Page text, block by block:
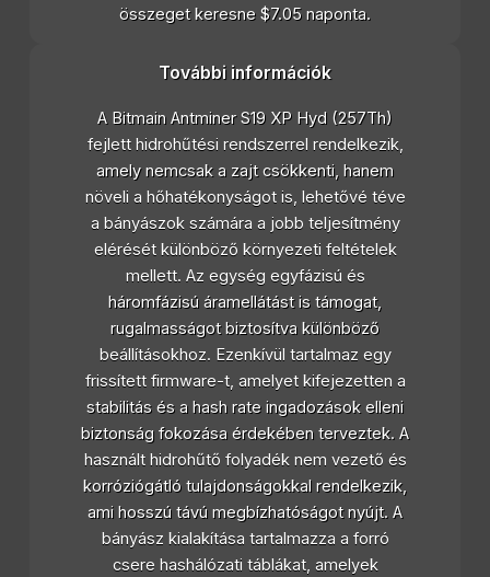
összeget keresne $7.05 naponta.
További információk
A Bitmain Antminer S19 XP Hyd (257Th)
fejlett hidrohűtési rendszerrel rendelkezik,
amely nemcsak a zajt csökkenti, hanem
növeli a hőhatékonyságot is, lehetővé téve
a bányászok számára a jobb teljesítmény
elérését különböző környezeti feltételek
mellett. Az egység egyfázisú és
háromfázisú áramellátást is támogat,
rugalmasságot biztosítva különböző
beállításokhoz. Ezenkívül tartalmaz egy
frissített firmware-t, amelyet kifejezetten a
stabilitás és a hash rate ingadozások elleni
biztonság fokozása érdekében terveztek. A
használt hidrohűtő folyadék nem vezető és
korróziógátló tulajdonságokkal rendelkezik,
ami hosszú távú megbízhatóságot nyújt. A
bányász kialakítása tartalmazza a forró
csere hashálózati táblákat, amelyek